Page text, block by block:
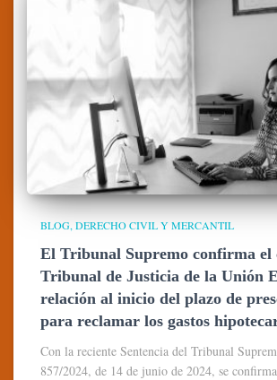
BLOG DERECHO CIVIL Y MERCANTIL
El Tribunal Supremo confirma el
Tribunal de Justicia de la Unión
relación al inicio del plazo de
para reclamar los gastos
Con la reciente Sentencia del Tribunal
857/2024, de 14 de junio de 2024, se